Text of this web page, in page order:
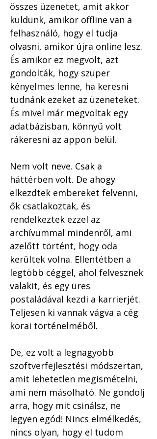
összes üzenetet, amit akkor
küldünk, amikor offline van a
felhasználó, hogy el tudja
olvasni, amikor újra online lesz.
És amikor ez megvolt, azt
gondolták, hogy szuper
kényelmes lenne, ha keresni
tudnánk ezeket az üzeneteket.
És mivel már megvoltak egy
adatbázisban, könnyű volt
rákeresni az appon belül.
Nem volt neve. Csak a
háttérben volt. De ahogy
elkezdtek embereket felvenni,
ők csatlakoztak, és
rendelkeztek ezzel az
archívummal mindenről, ami
azelőtt történt, hogy oda
kerültek volna. Ellentétben a
legtöbb céggel, ahol felvesznek
valakit, és egy üres
postaládával kezdi a karrierjét.
Teljesen ki vannak vágva a cég
korai történelméből.
De, ez volt a legnagyobb
szoftverfejlesztési módszertan,
amit lehetetlen megismételni,
ami nem másolható. Ne gondolj
arra, hogy mit csinálsz, ne
legyen egód! Nincs elmélkedés,
nincs olyan, hogy el tudom